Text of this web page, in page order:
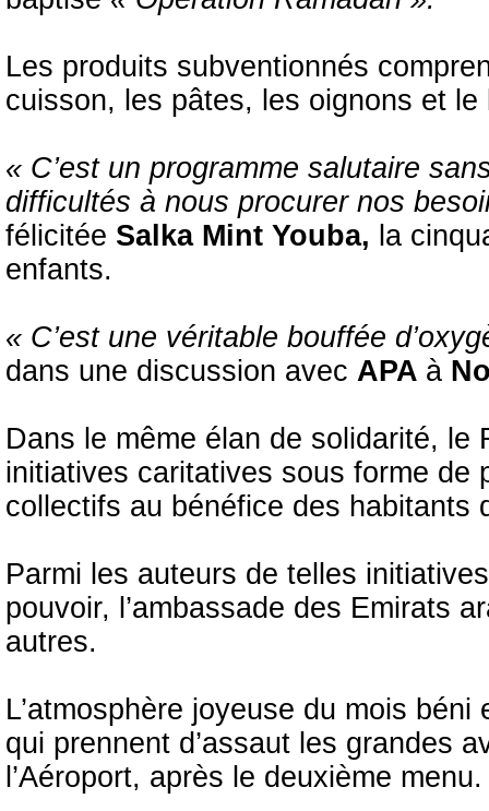
Les produits subventionnés
cuisson, les pâtes, les oignons et le
« C’est un programme salutaire
difficultés à nous procurer nos
félicitée Salka Mint Youba, la
enfants.
« C’est une véritable bouffée
dans une discussion avec APA à
Dans le même élan de solidarité, le
initiatives caritatives sous forme de
collectifs au bénéfice des habitants
Parmi les auteurs de telles
pouvoir, l’ambassade des Emirats
autres.
L’atmosphère joyeuse du mois
qui prennent d’assaut les grandes
l’Aéroport, après le deuxième menu.